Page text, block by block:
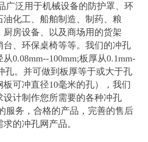
广泛用于机械设备的防护罩、环
油化工、船舶制造、制药、粮
厨房设备、以及商场用的货架
台、环保桌椅等等。我们的冲孔
0.08mm--100mm;板厚从0.1mm-
孔。并可做到板厚等于或大于孔
板可冲直径10毫米的孔），我们
设计制作您所需要的各种冲孔
服务，合格的产品，完善的售后
的冲孔网产品。